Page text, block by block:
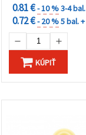
0.81 €- 10 %3-4 bal.
0.72 €- 20 %5 bal. +
KÚPIŤ